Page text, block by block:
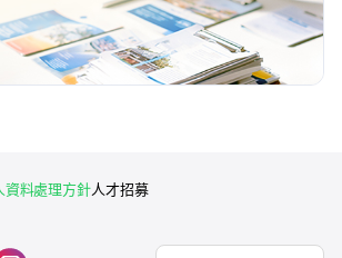
資料處理方針人才招募